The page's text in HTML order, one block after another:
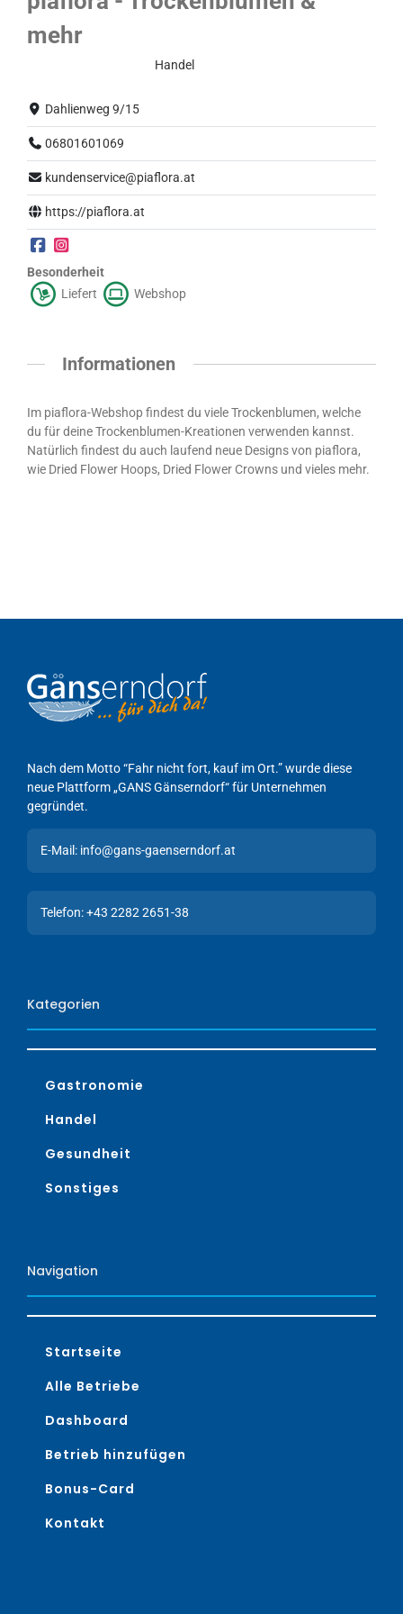
mehr
Handel
Dahlienweg 9/15
06801601069
kundenservice@piaflora.at
https://piaflora.at
Besonderheit
Liefert
Webshop
Informationen
Im piaflora-Webshop findest du viele Trockenblumen, welche
du für deine Trockenblumen-Kreationen verwenden kannst.
Natürlich findest du auch laufend neue Designs von piaflora,
wie Dried Flower Hoops, Dried Flower Crowns und vieles mehr.
Nach dem Motto “Fahr nicht fort, kauf im Ort.” wurde diese
neue Plattform „GANS Gänserndorf“ für Unternehmen
gegründet.
E-Mail: info@gans-gaenserndorf.at
Telefon: +43 2282 2651-38
Kategorien
Gastronomie
Handel
Gesundheit
Sonstiges
Navigation
Startseite
Alle Betriebe
Dashboard
Betrieb hinzufügen
Bonus-Card
Kontakt